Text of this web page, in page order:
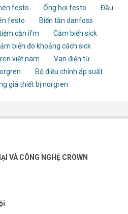
festo Ống hơi festo
Đầu
festo
Biến tần danfoss
cận ifm
Cảm biến sick
biến đo khoảng cách sick
việt nam
Van điện từ
Bộ điều chỉnh áp suất
giá thiết bị norgren
VÀ CÔNG NGHỆ CROWN